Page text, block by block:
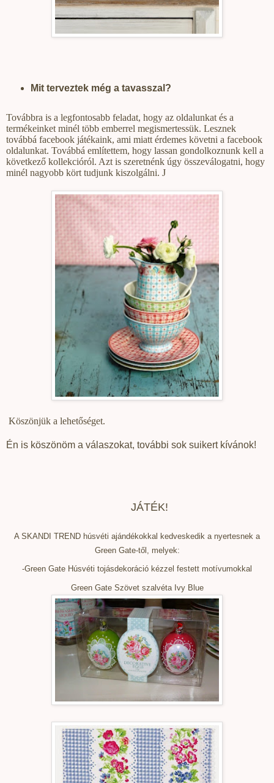
Mit terveztek még a tavasszal?
Továbbra is a legfontosabb feladat, hogy az oldalunkat és a
termékeinket minél több emberrel megismertessük. Lesznek
továbbá facebook játékaink, ami miatt érdemes követni a facebook
oldalunkat. Továbbá említettem, hogy lassan gondolkoznunk kell a
következő kollekcióról. Azt is szeretnénk úgy összeválogatni, hogy
minél nagyobb kört tudjunk kiszolgálni. J
Köszönjük a lehetőséget.
Én is köszönöm a válaszokat, további sok suikert kívánok!
JÁTÉK!
A SKANDI TREND húsvéti ajándékokkal kedveskedik a nyertesnek a
Green Gate-től, melyek:
-Green Gate Húsvéti tojásdekoráció kézzel festett motívumokkal
Green Gate Szövet szalvéta Ivy Blue